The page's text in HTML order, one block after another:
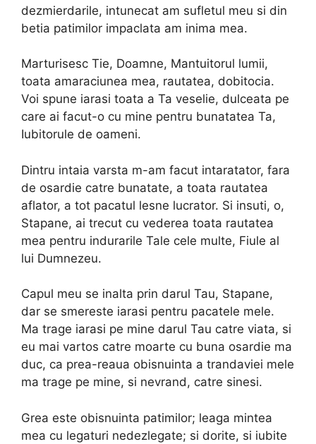
dezmierdarile, intunecat am sufletul meu si din
betia patimilor impaclata am inima mea.
Marturisesc Tie, Doamne, Mantuitorul lumii,
toata amaraciunea mea, rautatea, dobitocia.
Voi spune iarasi toata a Ta veselie, dulceata pe
care ai facut-o cu mine pentru bunatatea Ta,
Iubitorule de oameni.
Dintru intaia varsta m-am facut intaratator, fara
de osardie catre bunatate, a toata rautatea
aflator, a tot pacatul lesne lucrator. Si insuti, o,
Stapane, ai trecut cu vederea toata rautatea
mea pentru indurarile Tale cele multe, Fiule al
lui Dumnezeu.
Capul meu se inalta prin darul Tau, Stapane,
dar se smereste iarasi pentru pacatele mele.
Ma trage iarasi pe mine darul Tau catre viata, si
eu mai vartos catre moarte cu buna osardie ma
duc, ca prea-reaua obisnuinta a trandaviei mele
ma trage pe mine, si nevrand, catre sinesi.
Grea este obisnuinta patimilor; leaga mintea
mea cu legaturi nedezlegate; si dorite, si iubite